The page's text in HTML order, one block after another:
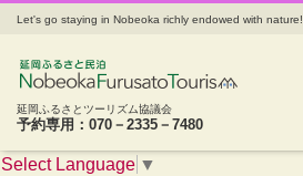
Let's go staying in Nobeoka richly endowed with nature!
延岡ふるさとツーリズム協議会
予約専用：070－2335－7480
Select Language ▼